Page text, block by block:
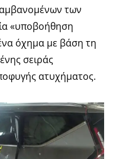
των
«υποβοήθηση
όχημα με βάση τη
σειράς
ατυχήματος.